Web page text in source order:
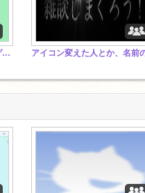
タブレット・スマホで遊べるゲームプロジェクト！